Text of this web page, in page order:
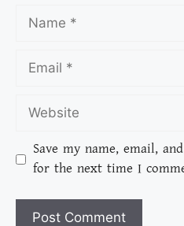
Save my name, email,
for the next time I